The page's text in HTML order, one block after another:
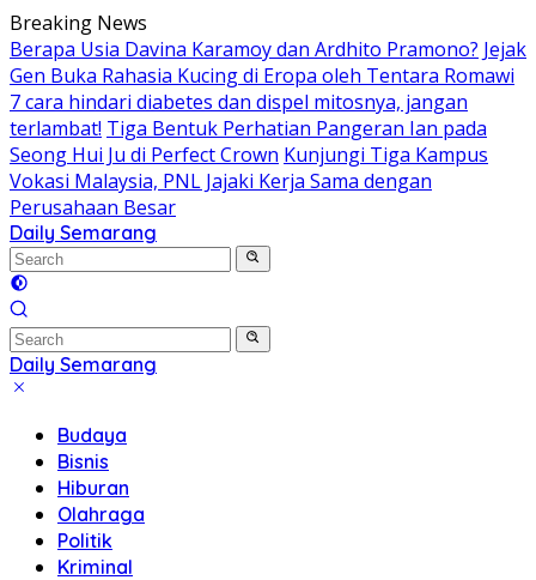
Skip
to
content
Breaking News
Berapa Usia Davina Karamoy dan Ardhito Pramono? Jejak
Gen Buka Rahasia Kucing di Eropa oleh Tentara Romawi
7 cara hindari diabetes dan dispel mitosnya, jangan
terlambat! Tiga Bentuk Perhatian Pangeran Ian pada
Seong Hui Ju di Perfect Crown Kunjungi Tiga Kampus
Vokasi Malaysia, PNL Jajaki Kerja Sama dengan
Perusahaan Besar
Daily Semarang
"Semarang
Hari
Ini:
Informasi
Terkini
untuk
Daily Semarang
"Semarang
Informasi
Terkini
untuk
Anda"
Budaya
Bisnis
Hiburan
Olahraga
Politik
Kriminal